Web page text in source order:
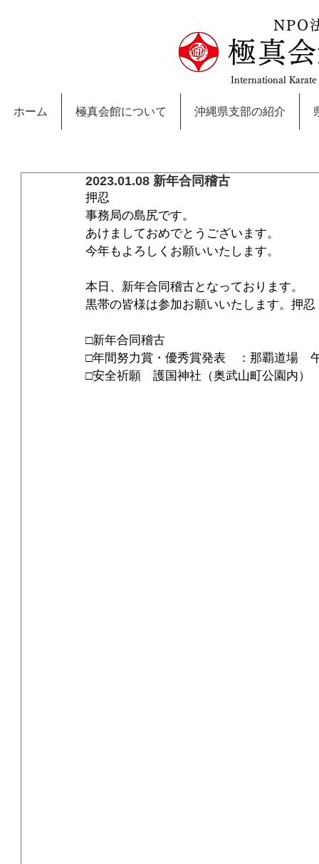
NPO
極真
International
ホーム 極真会館について 沖縄県支部の紹介
2023.01.08 新年合同稽古
押忍
事務局の島尻です。
あけましておめでとうございます。
今年もよろしくお願いいたします。
本日、新年合同稽古となっております。
黒帯の皆様は参加お願いいたします。押忍
□新年合同稽古
□年間努力賞・優秀賞発表　：那覇道場　
□安全祈願　護国神社（奥武山町公園内）